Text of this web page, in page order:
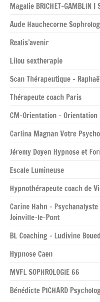
Magalie BRICHET-GAMBLIN |
Aude Hauchecorne
Realis’avenir
Lilou sextherapie
Scan Thérapeutique –
Thérapeute coach Paris
CM-Orientation –
Carlina Magnan Votre
Jéremy Doyen Hypnose et
Escale Lumineuse
Hypnothérapeute coach de
Carine Hahn –
Joinville-le-Pont
BL Coaching – Ludivine
Hypnose Caen
MVFL SOPHROLOGIE 66
Bénédicte PICHARD